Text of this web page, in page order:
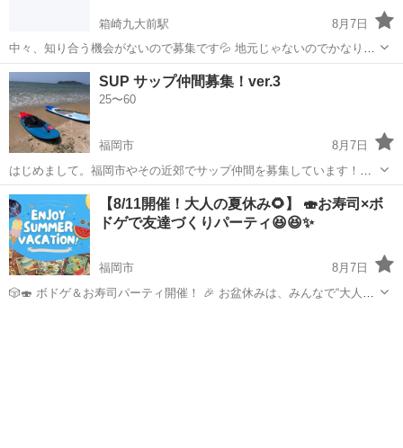
箱崎九大前駅
8月7日
中々、知り合う機会がないので募集です💦 地元じゃないのでかなり暇
してますw 最近ps買いましたがやる気もなく放置してますw
福岡 福岡市 箱崎九大前駅 友達
SUP サップ仲間募集！ver.3
25〜60
福岡市
8月7日
はじめまして。福岡市やその近郊でサップ仲間を募集しています！普
段は福間海岸でSUPしています 昨年、思い切って40代からSUPを始め
て、SUPの楽しさにどっぷりハマってしまいました。 経験、未経験問
わず、サップを一緒に楽し...
福岡 福岡市 その他 サップ
【8/11開催！大人の夏休み🌻】 🍣お寿司×ボ
ドゲで友達づくりパーティ😆😆✨
福岡市
8月7日
🎲🍣 ボドゲ＆お寿司パーティ開催！ 🎉 お盆休みは、みんなで“大人の